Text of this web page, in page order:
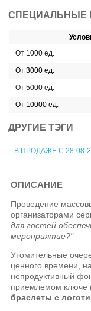
СПЕЦИАЛЬНЫЕ
От 1000 ед.
От 3000 ед.
От 5000 ед.
От 10000 ед.
ДРУГИЕ ТЭГИ
В ПРОДАЖЕ С 28-08-
ОПИСАНИЕ
Проведение
организаторами
для гостей
мероприятие?"
Утомительные
ценного времени,
непродуктивный
приемлемом ключе
браслеты с